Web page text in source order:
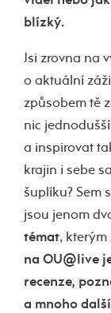
blízký.
Jsi zrovna na
o aktuální
způsobem tě
nic
a inspirovat
krajin i sebe
šuplíku? Sem
jsou jenom
témat, kterým
na OU@live
recenze,
a mnoho